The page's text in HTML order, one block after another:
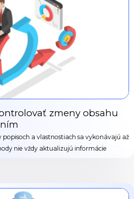
zmeny obsahu
a vlastnostiach sa vykonávajú až
nie vždy aktualizujú informácie